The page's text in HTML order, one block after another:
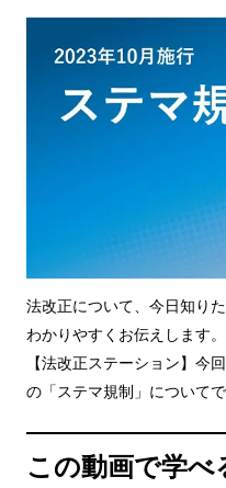
法改正について、今日知り
わかりやすくお伝えします。
【法改正ステーション】今
の「ステマ規制」についてで
この動画で学べ